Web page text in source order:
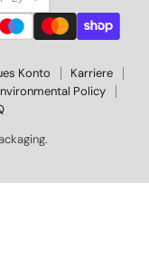
Konto
Karriere
Policy